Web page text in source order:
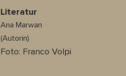
Literatur
Ana Marwan
(Autorin)
Foto: Franco Volpi